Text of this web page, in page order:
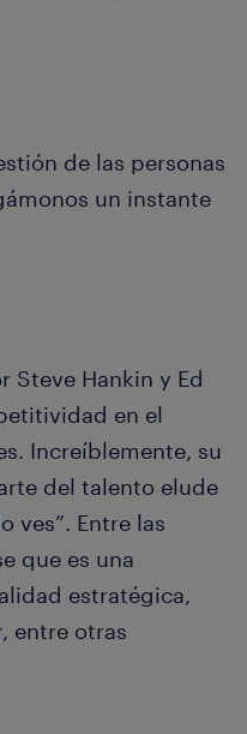
de las personas
un instante
Steve Hankin y Ed
en el
Increíblemente, su
del talento elude
ves”. Entre las
que es una
estratégica,
entre otras